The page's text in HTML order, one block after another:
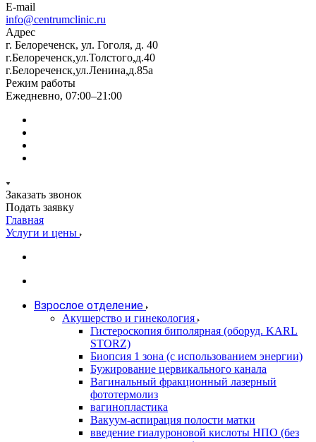
E-mail
info@centrumclinic.ru
Адрес
г. Белореченск, ул. Гоголя, д. 40
г.Белореченск,ул.Толстого,д.40
г.Белореченск,ул.Ленина,д.85а
Режим работы
Ежедневно, 07:00–21:00
Заказать звонок
Подать заявку
Главная
Услуги и цены
Взрослое отделение
Акушерство и гинекология
Гистероскопия биполярная (оборуд. KARL
STORZ)
Биопсия 1 зона (с использованием энергии)
Бужирование цервикального канала
Вагинальный фракционный лазерный
фототермолиз
вагинопластика
Вакуум-аспирация полости матки
введение гиалуроновой кислоты НПО (без